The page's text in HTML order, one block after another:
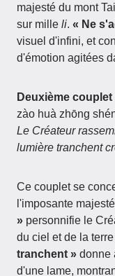
majesté du mont
sur mille li. « Ne
visuel d'infini, et
d'émotion agitées
Deuxième couplet
zào huà zhōng
Le Créateur
lumière tranchent
Ce couplet se
l'imposante
» personnifie le
du ciel et de la
tranchent » donne
d'une lame,